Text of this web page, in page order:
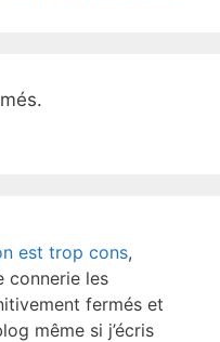
est trop cons,
connerie les
fermés et
même si j’écris